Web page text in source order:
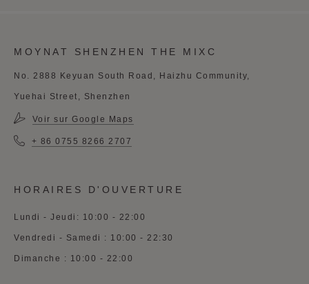
MOYNAT SHENZHEN THE MIXC
No. 2888 Keyuan South Road, Haizhu Community,
Yuehai Street, Shenzhen
Voir sur Google Maps
+ 86 0755 8266 2707
HORAIRES D'OUVERTURE
Lundi - Jeudi: 10:00 - 22:00
Vendredi - Samedi : 10:00 - 22:30
Dimanche : 10:00 - 22:00